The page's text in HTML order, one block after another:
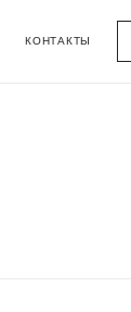
КОНТАКТЫ